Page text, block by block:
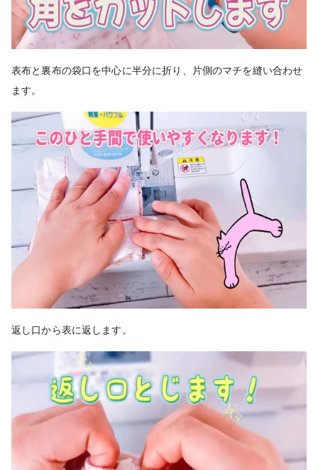
表布と裏布の袋口を中心に半分に折り、片側のマチを縫い合わせ
ます。
返し口から表に返します。